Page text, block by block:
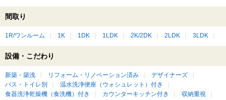
間取り
1R/ワンルーム 1K 1DK 1LDK 2K/2DK 2LDK 3LDK
設備・こだわり
新築・築浅 リフォーム・リノベーション済み
デザイナーズ
バス・トイレ別
温水洗浄便座（ウォシュレット）付き
食器洗浄乾燥機（食洗機）付き
カウンターキッチン付き
収納重視